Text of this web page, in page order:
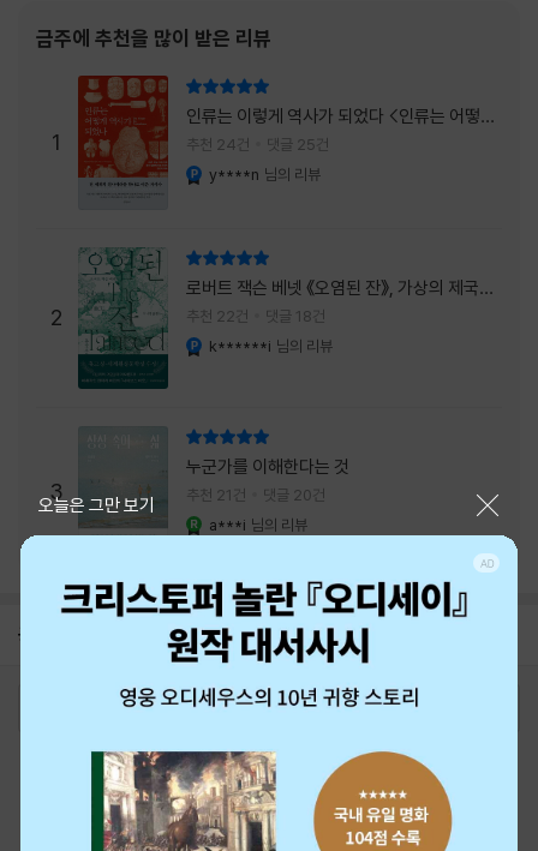
피치』는 끝나가는 여름의 아쉬움과 새로운 계
의미하는 제목이었다. 소설은 각자의 '여름'을
잃어버린 다섯 인물들의 이야기를 담고 있다.
👧연인에게 이별을 통보받고 외모를 향한 악성
댓글로 인해 카메라 앞에 설 수 없게 된 요리 유
튜버
금주에 추천을 많이 받은 리뷰
1
인류는 이렇게 역사가 되었다 <인류는 어떻게
역사가 되었나>
추천 24건 댓글 25건
y****n 님의 리뷰
2
로버트 잭슨 베넷 《오염된 잔》, 가상의 제국이
주는 실감과 미스터리 사건의 치밀함이 이루어
내는 최상의 시너지...
추천 22건 댓글 18건
k******i 님의 리뷰
3
누군가를 이해한다는 것
추천 21건 댓글 20건
a***i 님의 리뷰
공지 26년 NBCI 수상 안내
2026-08-01
오늘은 그만 보기
로그인 최근 본 상품 주문/배송
고객센터 1544-3800 티켓 1544-6399
중고샵 1566-4295
eBook 1:1문의/채팅상담
예스이십사(주) 사업자 정보